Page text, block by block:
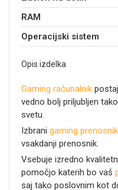
RAM
Operacijski sistem
Opis izdelka
Gaming računalnik
vedno bolj priljubljen
svetu.
Izbrani gaming prenosnik
vsakdanji prenosnik.
Vsebuje izredno
pomočjo katerih bo vaš
saj tako poslovnim kot